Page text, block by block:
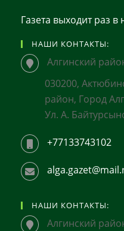
Газета выходит раз в
НАШИ КОНТАКТЫ:
Алгинский
030200,
район, Город
Ул. А.
+77133743102
НАШИ КОНТАКТЫ:
Алгинский